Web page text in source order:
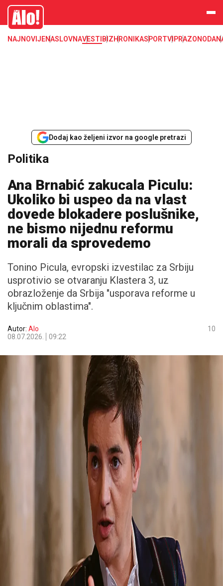
Alo
NAJNOVIJENASLOVNAVESTI BIZHRONIKASPORTVIPRAZONODA
Dodaj kao željeni izvor na google pretrazi
Politika
Ana Brnabić zakucala Piculu:
Ukoliko bi uspeo da na vlast
dovede blokadere poslušnike,
ne bismo nijednu reformu
morali da sprovedemo
Tonino Picula, evropski izvestilac za Srbiju
usprotivio se otvaranju Klastera 3, uz
obrazloženje da Srbija "usporava reforme u
ključnim oblastima".
Autor: Alo
08.07.2026.
09:22
10